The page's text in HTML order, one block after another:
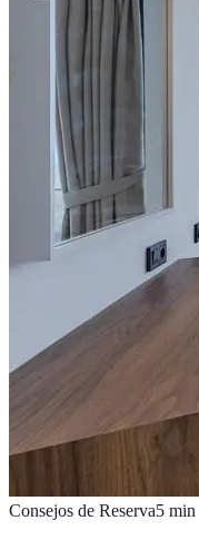
Consejos de Reserva5 min